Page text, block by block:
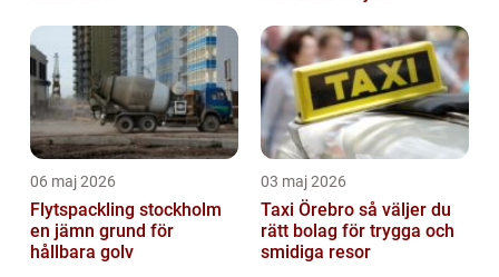
06 maj 2026
Flytspackling stockholm
en jämn grund för
hållbara golv
03 maj 2026
Taxi Örebro så väljer du
rätt bolag för trygga och
smidiga resor